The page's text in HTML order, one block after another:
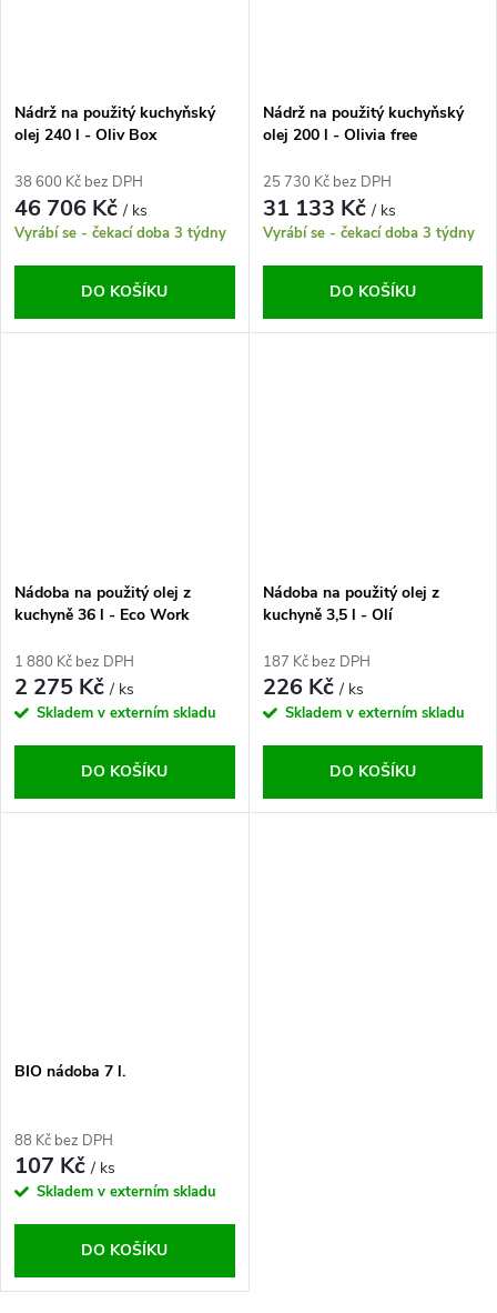
Nádrž na použitý kuchyňský
olej 240 l - Oliv Box
38 600 Kč bez DPH
46 706 Kč/ ks
Vyrábí se - čekací doba 3 týdny
DO KOŠÍKU
Nádrž na použitý kuchyňský
olej 200 l - Olivia free
25 730 Kč bez DPH
31 133 Kč/ ks
Vyrábí se - čekací doba 3 týdny
DO KOŠÍKU
Nádoba na použitý olej z
kuchyně 36 l - Eco Work
1 880 Kč bez DPH
2 275 Kč/ ks
Skladem v externím skladu
DO KOŠÍKU
Nádoba na použitý olej z
kuchyně 3,5 l - Olí
187 Kč bez DPH
226 Kč/ ks
Skladem v externím skladu
DO KOŠÍKU
BIO nádoba 7 l.
88 Kč bez DPH
107 Kč/ ks
Skladem v externím skladu
DO KOŠÍKU